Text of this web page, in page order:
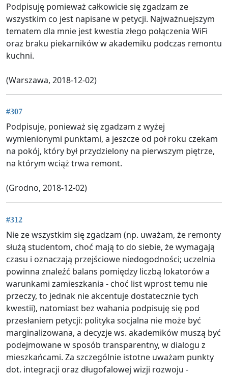
Podpisuję pomieważ całkowicie się zgadzam ze
wszystkim co jest napisane w petycji. Najważnuejszym
tematem dla mnie jest kwestia złego połączenia WiFi
oraz braku piekarników w akademiku podczas remontu
kuchni.
(Warszawa, 2018-12-02)
#307
Podpisuje, ponieważ się zgadzam z wyżej
wymienionymi punktami, a jeszcze od poł roku czekam
na pokój, który był przydzielony na pierwszym piętrze,
na którym wciąż trwa remont.
(Grodno, 2018-12-02)
#312
Nie ze wszystkim się zgadzam (np. uważam, że remonty
służą studentom, choć mają to do siebie, że wymagają
czasu i oznaczają przejściowe niedogodności; uczelnia
powinna znaleźć balans pomiędzy liczbą lokatorów a
warunkami zamieszkania - choć list wprost temu nie
przeczy, to jednak nie akcentuje dostatecznie tych
kwestii), natomiast bez wahania podpisuję się pod
przesłaniem petycji: polityka socjalna nie może być
marginalizowana, a decyzje ws. akademików muszą być
podejmowane w sposób transparentny, w dialogu z
mieszkańcami. Za szczególnie istotne uważam punkty
dot. integracji oraz długofalowej wizji rozwoju -